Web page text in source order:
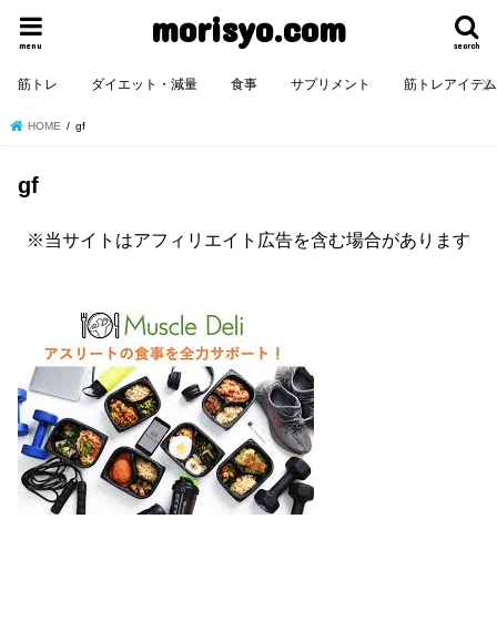
morisyo.com search
menu
筋トレ ダイエット・減量 食事 サプリメント 筋トレアイテム
HOME gf
gf
※当サイトはアフィリエイト広告を含む場合があります